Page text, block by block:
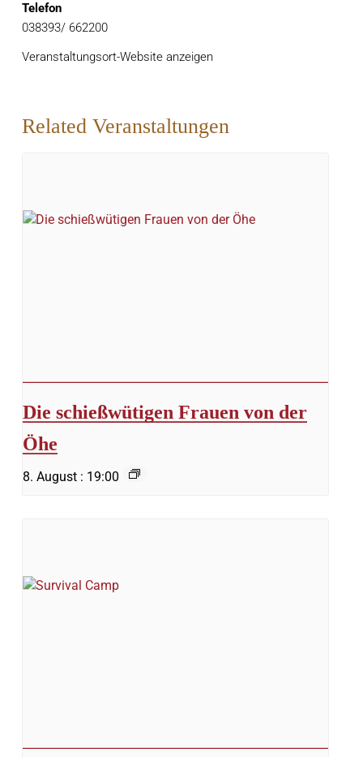
Telefon
038393/ 662200
Veranstaltungsort-Website anzeigen
Related Veranstaltungen
Die schießwütigen Frauen von der
Öhe
8. August : 19:00